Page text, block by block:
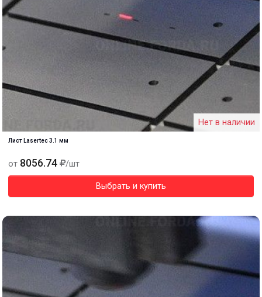
Нет в наличии
Лист Lasertec 3.1 мм
от 8056.74 /шт
Выбрать и купить